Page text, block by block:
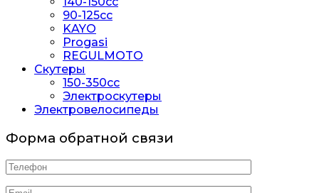
90-125cc
KAYO
Progasi
REGULMOTO
Скутеры
150-350cc
Электроскутеры
Электровелосипеды
Форма обратной связи